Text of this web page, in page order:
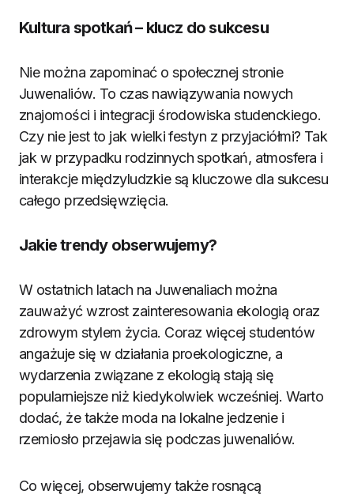
Kultura spotkań – klucz do sukcesu
Nie można zapominać o społecznej stronie
Juwenaliów. To czas nawiązywania nowych
znajomości i integracji środowiska studenckiego.
Czy nie jest to jak wielki festyn z przyjaciółmi? Tak
jak w przypadku rodzinnych spotkań, atmosfera i
interakcje międzyludzkie są kluczowe dla sukcesu
całego przedsięwzięcia.
Jakie trendy obserwujemy?
W ostatnich latach na Juwenaliach można
zauważyć wzrost zainteresowania ekologią oraz
zdrowym stylem życia. Coraz więcej studentów
angażuje się w działania proekologiczne, a
wydarzenia związane z ekologią stają się
popularniejsze niż kiedykolwiek wcześniej. Warto
dodać, że także moda na lokalne jedzenie i
rzemiosło przejawia się podczas juwenaliów.
Co więcej, obserwujemy także rosnącą